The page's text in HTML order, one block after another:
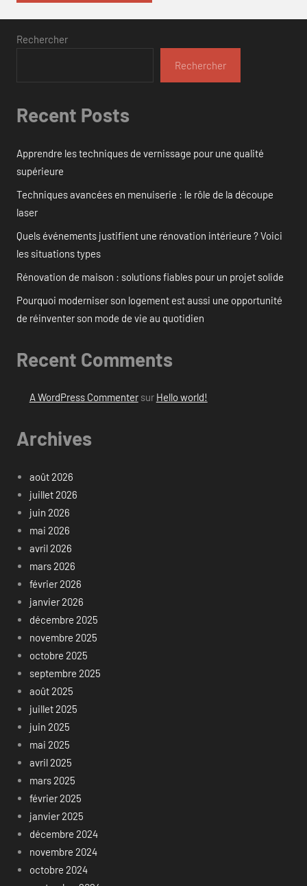
Rechercher
Rechercher
Recent Posts
Apprendre les techniques de vernissage pour une qualité
supérieure
Techniques avancées en menuiserie : le rôle de la découpe
laser
Quels événements justifient une rénovation intérieure ? Voici
les situations types
Rénovation de maison : solutions fiables pour un projet solide
Pourquoi moderniser son logement est aussi une opportunité
de réinventer son mode de vie au quotidien
Recent Comments
A WordPress Commentersur Hello world!
Archives
août 2026
juillet 2026
juin 2026
mai 2026
avril 2026
mars 2026
février 2026
janvier 2026
décembre 2025
novembre 2025
octobre 2025
septembre 2025
août 2025
juillet 2025
juin 2025
mai 2025
avril 2025
mars 2025
février 2025
janvier 2025
décembre 2024
novembre 2024
octobre 2024